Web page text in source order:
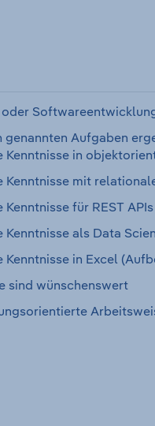
genannten Aufgaben
Kenntnisse in
Kenntnisse mit
für REST
Kenntnisse als Data
Kenntnisse in Excel
sind wünschenswert